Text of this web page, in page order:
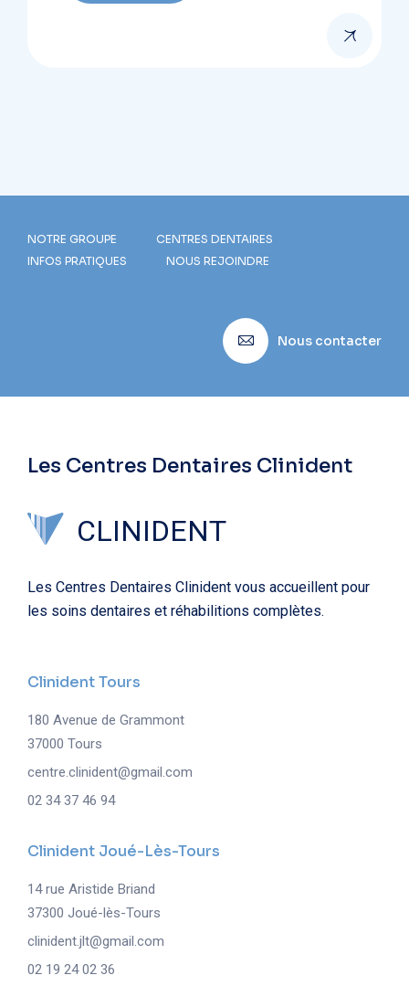
NOTRE GROUPE
CENTRES DENTAIRES
INFOS PRATIQUES
NOUS REJOINDRE
Nous contacter
Les Centres Dentaires Clinident
CLINIDENT
Les Centres Dentaires Clinident vous accueillent pour
les soins dentaires et réhabilitions complètes.
Clinident Tours
180 Avenue de Grammont
37000 Tours
centre.clinident@gmail.com
02 34 37 46 94
Clinident Joué-Lès-Tours
14 rue Aristide Briand
37300 Joué-lès-Tours
clinident.jlt@gmail.com
02 19 24 02 36